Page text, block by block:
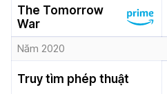
The Tomorrow
War
Năm 2020
Truy tìm phép thuật